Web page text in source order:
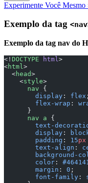
Experimente Você Mesmo
Exemplo da tag
Exemplo da tag nav do
<! DOCTYPE html>
<html>
  <
head>
    <
style>
      nav
{
        display
: flex ;
        flex-wrap
:
      }
      nav
a {
text-
        display
:
        padding
: 15px
        text-align
:
background-
        color
:
        margin
: 0 ;
        font-family
: